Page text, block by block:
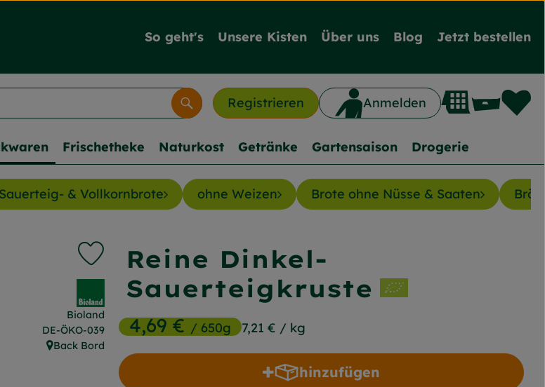
So geht's Unsere Kisten Über uns Blog Jetzt bestellen
Registrieren Anmelden
Suchen
Frischetheke Naturkost Getränke Gartensaison Drogerie
Sauerteig- & Vollkornbrote ohne Weizen Brote ohne Nüsse & Saaten
Reine Dinkel-
Sauerteigkruste
4,69 €/ 650g 7,21 € / kg
Produkt zu Favouriten hinzufügen
Bioland
, Kontrollstelle:
DE-ÖKO-039
, Herkunft:
Back Bord
hinzufügen
Produkt zum Warenkorb hinzufügen